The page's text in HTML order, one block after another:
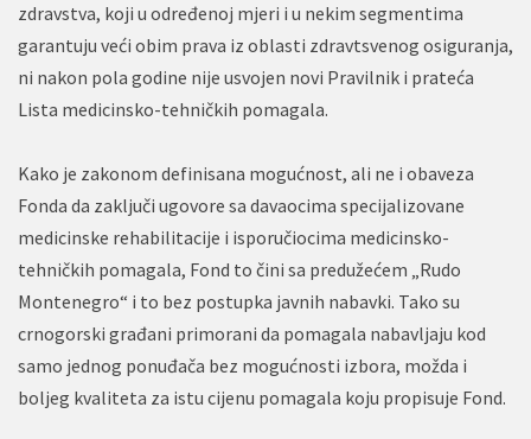
zdravstva, koji u određenoj mjeri i u nekim segmentima
garantuju veći obim prava iz oblasti zdravtsvenog osiguranja,
ni nakon pola godine nije usvojen novi Pravilnik i prateća
Lista medicinsko-tehničkih pomagala.
Kako je zakonom definisana mogućnost, ali ne i obaveza
Fonda da zaključi ugovore sa davaocima specijalizovane
medicinske rehabilitacije i isporučiocima medicinsko-
tehničkih pomagala, Fond to čini sa predužećem „Rudo
Montenegro“ i to bez postupka javnih nabavki. Tako su
crnogorski građani primorani da pomagala nabavljaju kod
samo jednog ponuđača bez mogućnosti izbora, možda i
boljeg kvaliteta za istu cijenu pomagala koju propisuje Fond.